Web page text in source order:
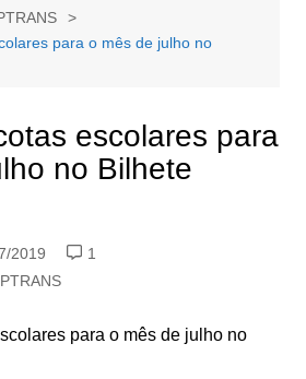
para o mês de julho no
escolares para
no Bilhete
2019
1